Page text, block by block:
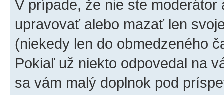
V prípade, že nie ste
upravovať alebo mazať len
(niekedy len do obmedzeného
Pokiaľ už niekto odpovedal na
sa vám malý doplnok pod